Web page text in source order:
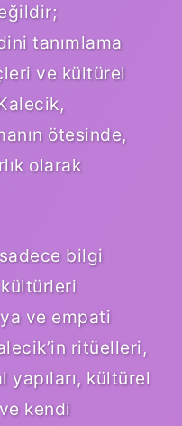
tanımlama
ve kültürel
ötesinde,
olarak
bilgi
ve empati
ritüelleri,
kültürel
kendi